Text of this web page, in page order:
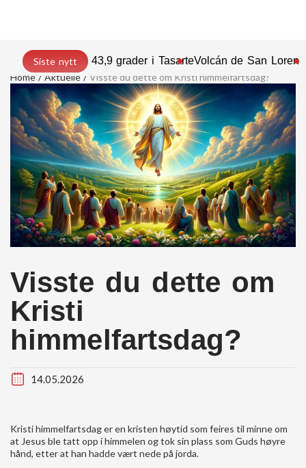
Siste nytt 43,9 grader i TasarteVolcán de San
Home
Aktuelle Visste du dette om Kristi himmelfartsdag?
Visste du dette om
Kristi
himmelfartsdag?
14.05.2026
Kristi himmelfartsdag er en kristen høytid som feires til minne om
at Jesus ble tatt opp i himmelen og tok sin plass som Guds høyre
hånd, etter at han hadde vært nede på jorda.